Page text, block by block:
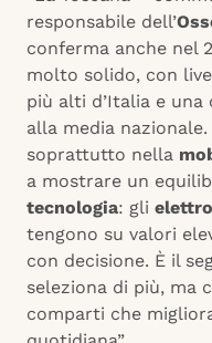
responsabile dell’
conferma anche nel
molto solido, con
più alti d’Italia e
alla media
soprattutto nella
a mostrare un
tecnologia: gli
tengono su valori
con decisione. È il
seleziona di più, ma
comparti che